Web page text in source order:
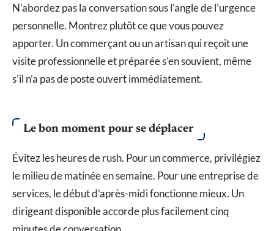
N’abordez pas la conversation sous l’angle de l’urgence
personnelle. Montrez plutôt ce que vous pouvez
apporter. Un commerçant ou un artisan qui reçoit une
visite professionnelle et préparée s’en souvient, même
s’il n’a pas de poste ouvert immédiatement.
Le bon moment pour se déplacer
Évitez les heures de rush. Pour un commerce, privilégiez
le milieu de matinée en semaine. Pour une entreprise de
services, le début d’après-midi fonctionne mieux. Un
dirigeant disponible accorde plus facilement cinq